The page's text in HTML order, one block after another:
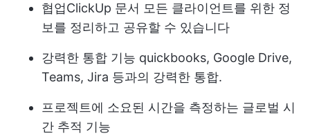
협업ClickUp 문서 모든 클라이언트를 위한 정
보를 정리하고 공유할 수 있습니다
강력한 통합 기능 quickbooks, Google Drive,
Teams, Jira 등과의 강력한 통합.
프로젝트에 소요된 시간을 측정하는 글로벌 시
간 추적 기능